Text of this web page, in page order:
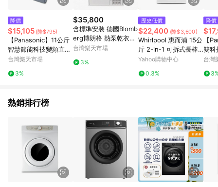
降價
$15,105 (降$795)
【Panasonic】11公斤
智慧節能科技變頻直立
式洗衣機(NA-V110LB-
台灣樂天市場
3%
$35,800
含標準安裝 德國Blomb
erg博朗格 熱泵乾衣機
8公斤 TPF8352WZ
台灣樂天市場
3%
歷史低價
$22,400 (降$3,600)
Whirlpool 惠而浦 15公
斤 2-in-1 可拆式長棒
直立洗衣機 8TWTW50
Yahoo購物中心
0.3%
降價
【
雙科
機
台灣
熱銷排行榜